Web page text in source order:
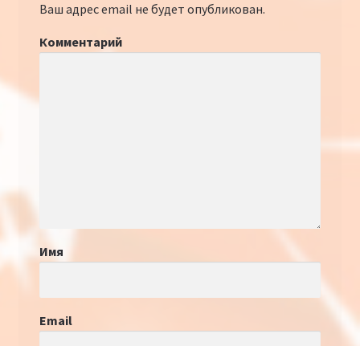
Ваш адрес email не будет опубликован.
Комментарий
Имя
Email